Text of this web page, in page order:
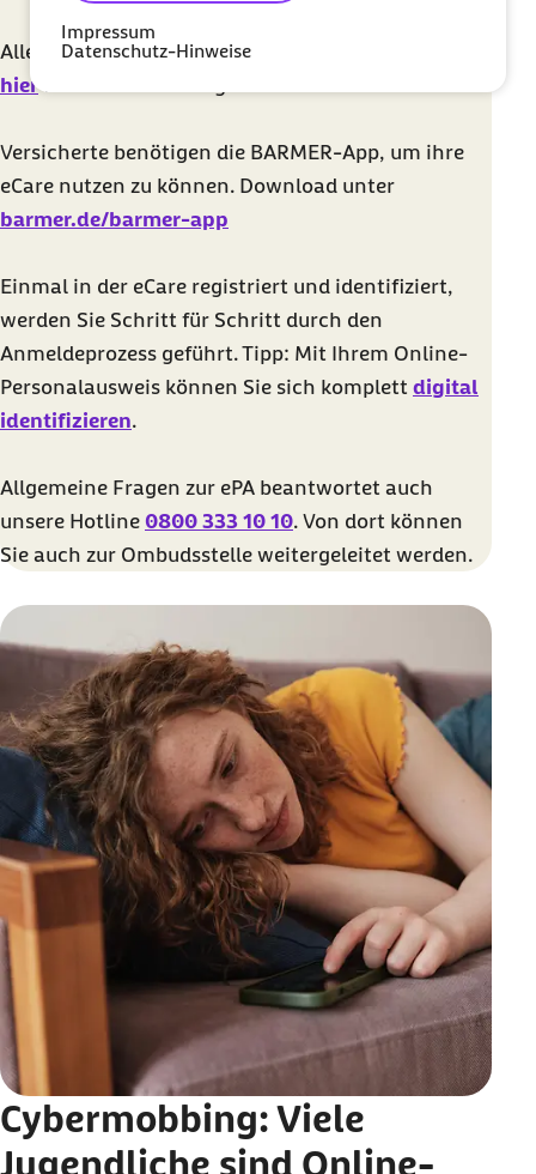
Impressum
Datenschutz-Hinweise
Alle Informationen rund um Ihre ePA haben wir
hierfür Sie zusammengestellt.
Versicherte benötigen die BARMER-App, um ihre
eCare nutzen zu können. Download unter
barmer.de/barmer-app
Einmal in der eCare registriert und identifiziert,
werden Sie Schritt für Schritt durch den
Anmeldeprozess geführt. Tipp: Mit Ihrem Online-
Personalausweis können Sie sich komplett digital
identifizieren.
Allgemeine Fragen zur ePA beantwortet auch
unsere Hotline 0800 333 10 10. Von dort können
Sie auch zur Ombudsstelle weitergeleitet werden.
Cybermobbing: Viele
Jugendliche sind Online-